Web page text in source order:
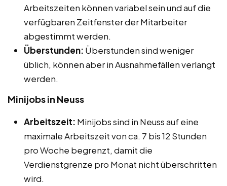
Arbeitszeiten können variabel sein und auf die
verfügbaren Zeitfenster der Mitarbeiter
abgestimmt werden.
Überstunden: Überstunden sind weniger
üblich, können aber in Ausnahmefällen verlangt
werden.
Minijobs in Neuss
Arbeitszeit: Minijobs sind in Neuss auf eine
maximale Arbeitszeit von ca. 7 bis 12 Stunden
pro Woche begrenzt, damit die
Verdienstgrenze pro Monat nicht überschritten
wird.